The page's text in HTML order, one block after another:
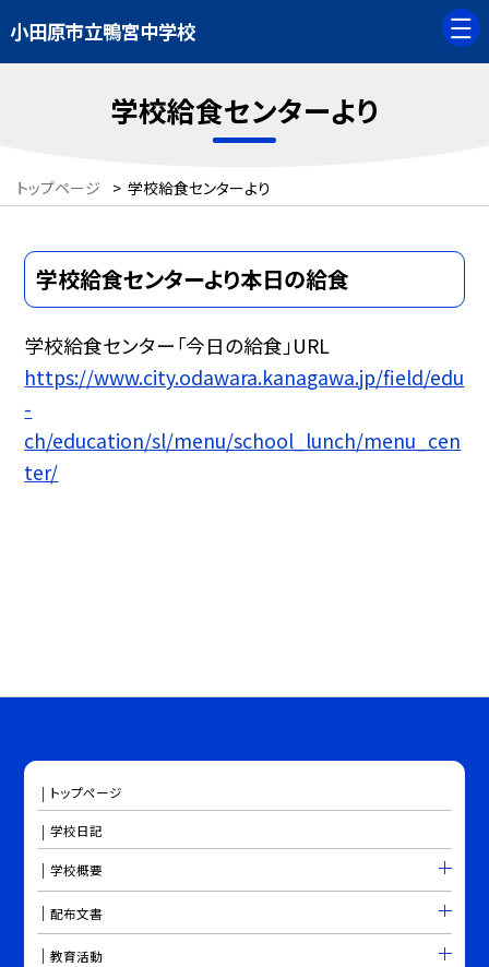
小田原市立鴨宮中学校
学校給食センターより
トップページ > 学校給食センターより
学校給食センターより本日の給食
学校給食センター「今日の給食」URL
https://www.city.odawara.kanagawa.jp/field/edu
-
ch/education/sl/menu/school_lunch/menu_cen
ter/
トップページ
学校日記
学校概要
配布文書
教育活動